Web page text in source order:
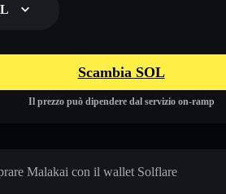
Scambia SOL
Il prezzo può dipendere dal servizio on-ramp
Malakai con il wallet Solflare